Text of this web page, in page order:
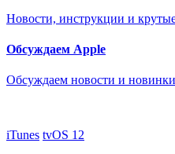
Новости, инструкции и
Обсуждаем Apple
Обсуждаем новости и
iTunes tvOS 12